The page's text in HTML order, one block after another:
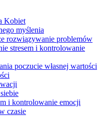
Kobiet
myślenia
rozwiązywanie problemów
stresem i kontrolowanie
poczucie własnej wartości
i kontrolowanie emocji
czasie